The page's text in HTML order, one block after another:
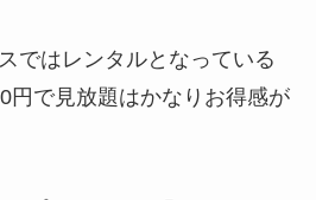
ではレンタルとなっている
円で見放題はかなりお得感が